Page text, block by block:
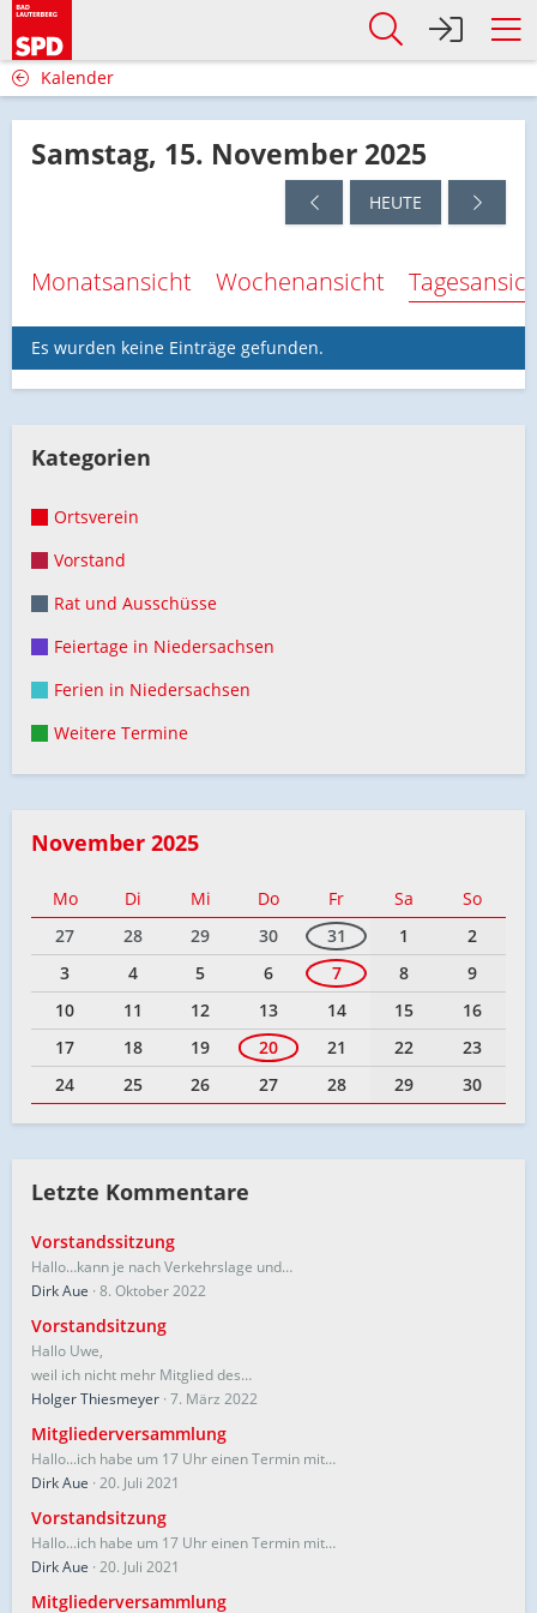
Kalender
Samstag, 15. November 2025
HEUTE
Monatsansicht Wochenansicht
Es wurden keine Einträge gefunden.
Kategorien
Ortsverein
Vorstand
Rat und Ausschüsse
Feiertage in Niedersachsen
Ferien in Niedersachsen
Weitere Termine
November 2025
Mo Di Mi Do Fr Sa
So
27
28 29 30 31 1
2
3
4 5 6 7 8
9
10
11 12 13 14 15
16
17
18 19 20 21 22
23
24
25 26 27 28 29 30
Letzte Kommentare
Vorstandssitzung
Hallo…kann je nach Verkehrslage und…
Dirk Aue 8. Oktober 2022
Vorstandsitzung
Hallo Uwe,
weil ich nicht mehr Mitglied des…
Holger Thiesmeyer 7. März 2022
Mitgliederversammlung
Hallo...ich habe um 17 Uhr einen Termin mit…
Dirk Aue 20. Juli 2021
Vorstandsitzung
Hallo...ich habe um 17 Uhr einen Termin mit…
Dirk Aue 20. Juli 2021
Mitgliederversammlung